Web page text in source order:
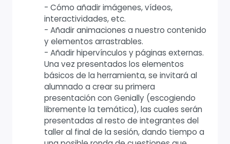
- Cómo añadir imágenes, vídeos,
interactividades, etc.
- Añadir animaciones a nuestro contenido
y elementos arrastrables.
- Añadir hipervínculos y páginas externas.
Una vez presentados los elementos
básicos de la herramienta, se invitará al
alumnado a crear su primera
presentación con Genially (escogiendo
libremente la temática), las cuales serán
presentadas al resto de integrantes del
taller al final de la sesión, dando tiempo a